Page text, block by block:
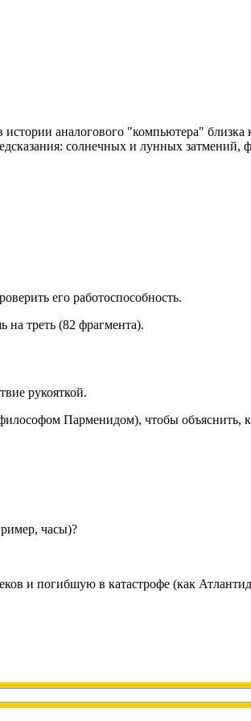
аналогового "компьютера" близка
солнечных и лунных затмений,
его работоспособность.
на треть (82 фрагмента).
рукояткой.
Парменидом), чтобы объяснить,
часы)?
и погибшую в катастрофе (как